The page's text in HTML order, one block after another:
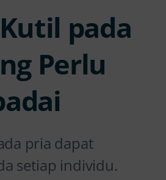
pada
Perlu
pria dapat
setiap individu.